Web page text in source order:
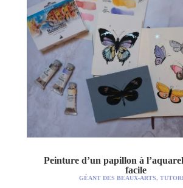
Peinture d’un papillon à
facile
GÉANT DES BEAUX-ARTS,